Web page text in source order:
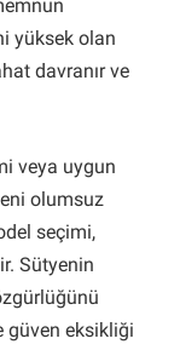
yüksek olan
davranır ve
veya uygun
olumsuz
seçimi,
Sütyenin
güven eksikliği